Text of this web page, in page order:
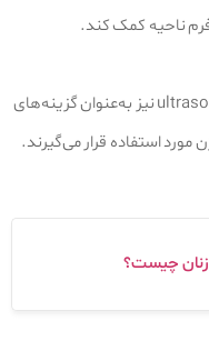
ناحیه کمک کند.
روش‌های مانند RF (فرکانس رادیویی) و ultrasound نیز به‌عنوان گزینه‌های
مورد استفاده قرار می‌گیرند.
چیست؟